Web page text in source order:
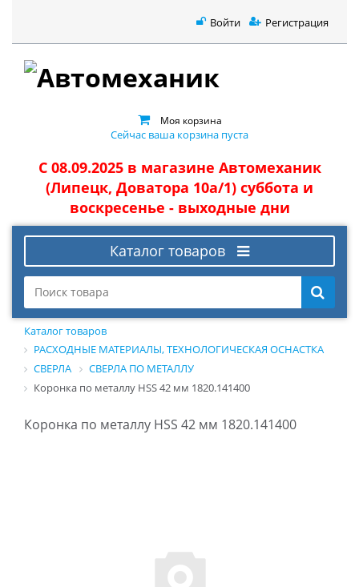
Войти Регистрация
Моя корзина
Сейчас ваша корзина пуста
С 08.09.2025 в магазине Автомеханик
(Липецк, Доватора 10а/1) суббота и
воскресенье - выходные дни
Каталог товаров
Каталог товаров
РАСХОДНЫЕ МАТЕРИАЛЫ, ТЕХНОЛОГИЧЕСКАЯ ОСНАСТКА
СВЕРЛА
СВЕРЛА ПО МЕТАЛЛУ
Коронка по металлу HSS 42 мм 1820.141400
Коронка по металлу HSS 42 мм 1820.141400